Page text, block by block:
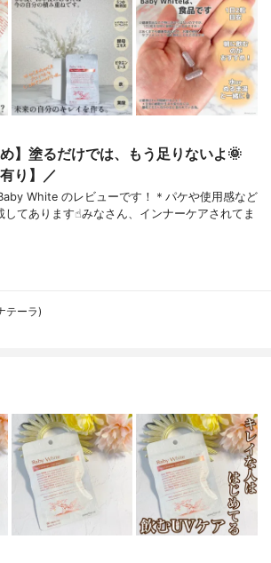
】塗るだけでは、もう足りないよ🌞
り】／
White のレビューです！＊パケや使用感など
てあります☝︎みなさん、インナーケアされてま
テーラ)